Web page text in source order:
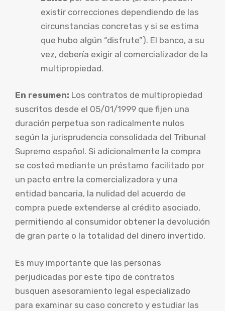
existir correcciones dependiendo de las
circunstancias concretas y si se estima
que hubo algún “disfrute”). El banco, a su
vez, debería exigir al comercializador de la
multipropiedad.
En resumen: Los contratos de multipropiedad
suscritos desde el 05/01/1999 que fijen una
duración perpetua son radicalmente nulos
según la jurisprudencia consolidada del Tribunal
Supremo español. Si adicionalmente la compra
se costeó mediante un préstamo facilitado por
un pacto entre la comercializadora y una
entidad bancaria, la nulidad del acuerdo de
compra puede extenderse al crédito asociado,
permitiendo al consumidor obtener la devolución
de gran parte o la totalidad del dinero invertido.
Es muy importante que las personas
perjudicadas por este tipo de contratos
busquen asesoramiento legal especializado
para examinar su caso concreto y estudiar las